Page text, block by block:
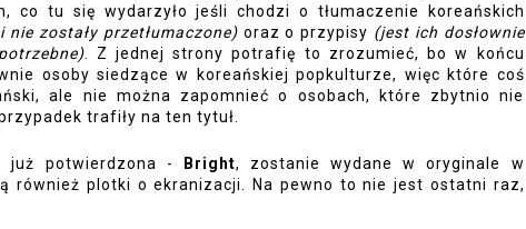
co tu się wydarzyło jeśli chodzi o tłumaczenie koreańskich
nie zostały przetłumaczone) oraz o przypisy (jest ich dosłownie
. Z jednej strony potrafię to zrozumieć, bo w końcu
osoby siedzące w koreańskiej popkulturze, więc które coś
ale nie można zapomnieć o osobach, które zbytnio nie
trafiły na ten tytuł.
już potwierdzona - Bright, zostanie wydane w oryginale w
również plotki o ekranizacji. Na pewno to nie jest ostatni raz,